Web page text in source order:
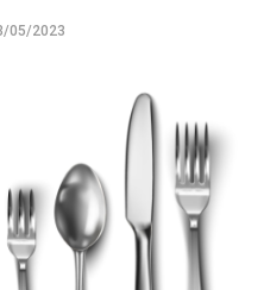
05/2023